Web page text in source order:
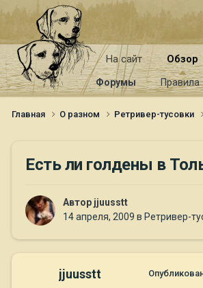
На сайт Обзор
Форумы Правила
Главная О разном Ретривер-тусовки
Есть ли голдены в
Автор jjuusstt
14 апреля, 2009 в Ретривер-
jjuusstt